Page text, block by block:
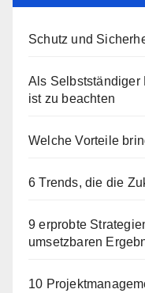
Schutz und
Als Selbstständiger
ist zu beachten
Welche Vorteile
6 Trends, die die
9 erprobte
umsetzbaren
10